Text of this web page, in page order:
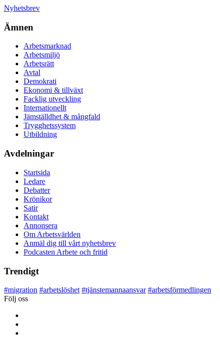
Nyhetsbrev
Ämnen
Arbetsmarknad
Arbetsmiljö
Arbetsrätt
Avtal
Demokrati
Ekonomi & tillväxt
Facklig utveckling
Internationellt
Jämställdhet & mångfald
Trygghetssystem
Utbildning
Avdelningar
Startsida
Ledare
Debatter
Krönikor
Satir
Kontakt
Annonsera
Om Arbetsvärlden
Anmäl dig till vårt nyhetsbrev
Podcasten Arbete och fritid
Trendigt
#migration #arbetslöshet #tjänstemannaansvar #arbetsförmedlingen
Följ oss